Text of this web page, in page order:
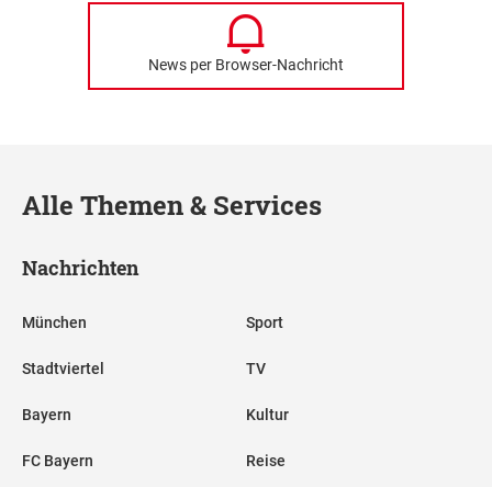
News per Browser-Nachricht
Alle Themen & Services
Nachrichten
München
Stadtviertel
Bayern
FC Bayern
Sport
TV
Kultur
Reise